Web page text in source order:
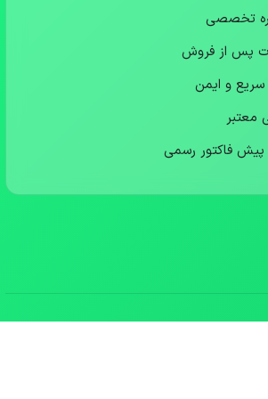
تخصصی
پس از فروش
سریع و ایمن
معتبر
پیش فاکتور رسمی